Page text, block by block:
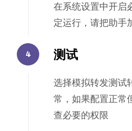
在系统设置中开启
定运行，请把助手
测试
选择模拟转发测试
常，如果配置正常
查必要的权限